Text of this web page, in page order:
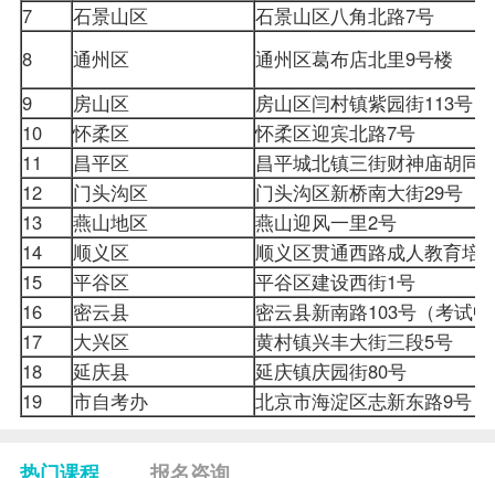
7
石景山区
石景山区八角北路7号
8
通州区
通州区葛布店北里9号楼
9
房山区
房山区闫村镇紫园街113号
10
怀柔区
怀柔区迎宾北路7号
11
昌平区
昌平城北镇三街财神庙胡
12
门头沟区
门头沟区新桥南大街29号
13
燕山地区
燕山迎风一里2号
14
顺义区
顺义区贯通西路成人教育
15
平谷区
平谷区建设西街1号
16
密云县
密云县新南路103号（考试
17
大兴区
黄村镇兴丰大街三段5号
18
延庆县
延庆镇庆园街80号
19
市自考办 北京市海淀区志新东路9号
热门课程 报名咨询